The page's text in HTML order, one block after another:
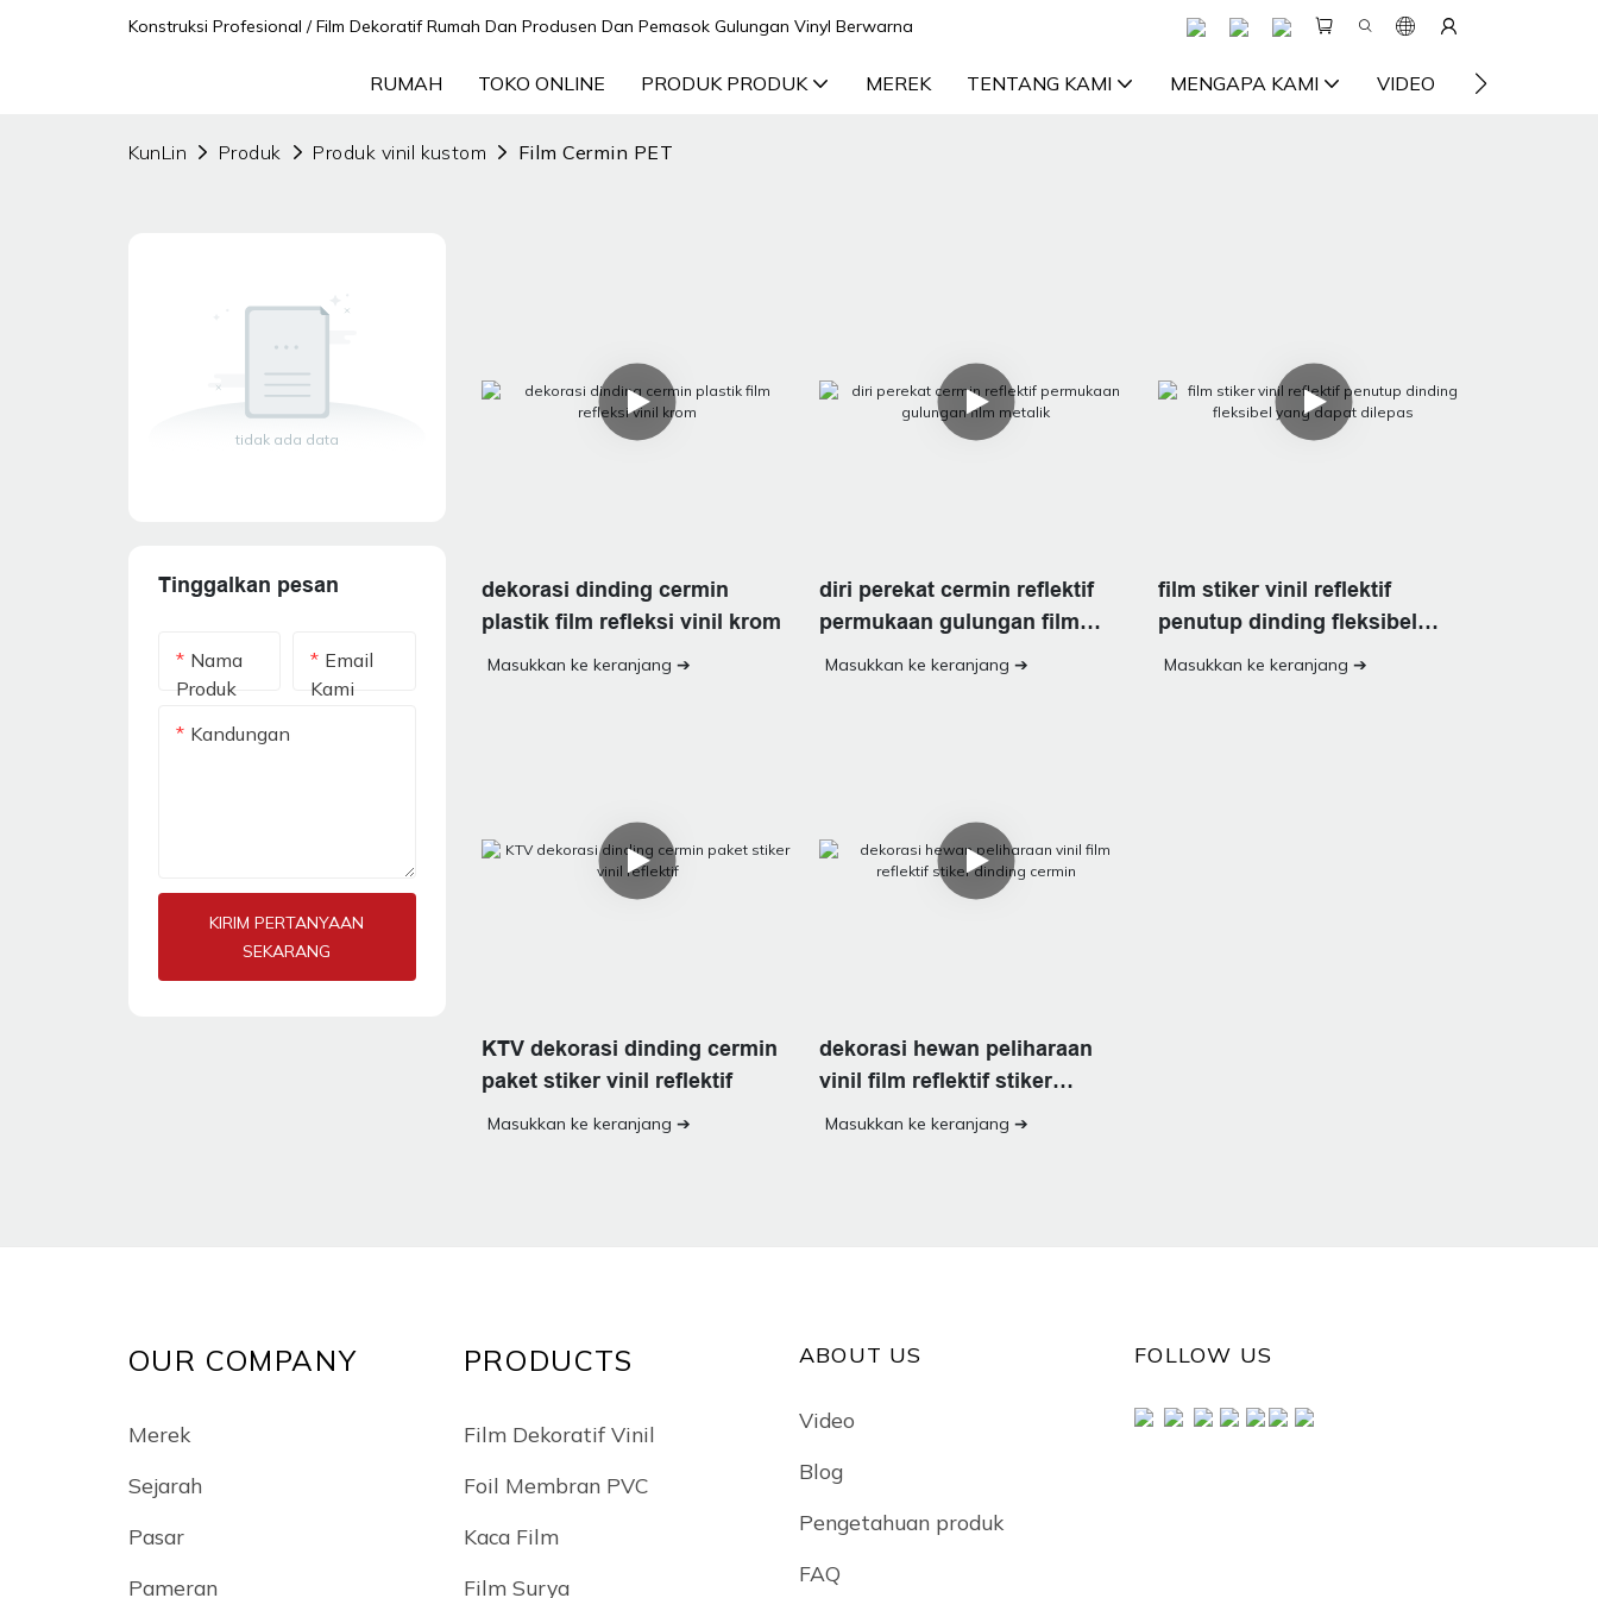
Konstruksi Profesional / Film Dekoratif Rumah Dan Produsen Dan Pemasok Gulungan Vinyl Berwarna
RUMAH TOKO ONLINE PRODUK PRODUK MEREK TENTANG KAMI MENGAPA KAMI VIDEO SUMBER
KunLin Produk Produk vinil kustom Film Cermin PET
dekorasi dinding cermin
plastik film refleksi vinil krom
Masukkan ke keranjang ➔
diri perekat cermin reflektif
permukaan gulungan film
metalik
Masukkan ke keranjang ➔
film stiker vinil reflektif
penutup dinding fleksibel
yang dapat dilepas
Masukkan ke keranjang ➔
KTV dekorasi dinding cermin
paket stiker vinil reflektif
Masukkan ke keranjang ➔
dekorasi hewan peliharaan
vinil film reflektif stiker
dinding cermin
Masukkan ke keranjang ➔
tidak ada data
Tinggalkan pesan
Nama
Produk
Email
Kami
Kandungan
KIRIM PERTANYAAN
SEKARANG
OUR COMPANY
Merek
Sejarah
Pasar
Pameran
PRODUCTS
Film Dekoratif Vinil
Foil Membran PVC
Kaca Film
Film Surya
ABOUT US
Video
Blog
Pengetahuan produk
FAQ
FOLLOW US